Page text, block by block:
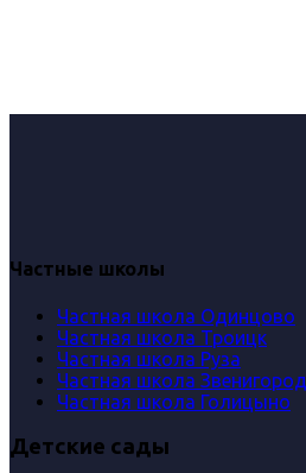
Частные школы
Частная школа Одинцово
Частная школа Троицк
Частная школа Руза
Частная школа Звенигород
Частная школа Голицыно
Детские сады